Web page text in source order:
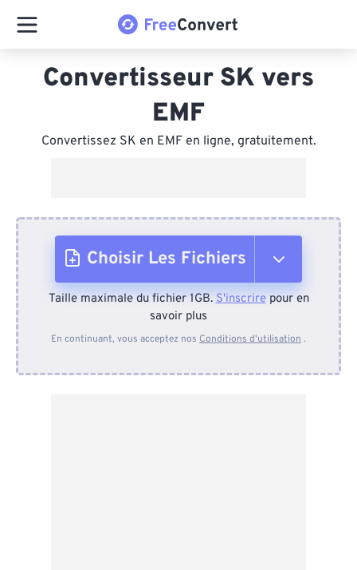
Convertisseur SK vers
EMF
Convertissez SK en EMF en ligne, gratuitement.
Choisir Les Fichiers
Depuis l'appareil
Taille maximale du fichier 1GB.S'inscrirepour en
savoir plus
En continuant, vous acceptez nos Conditions d'utilisation .